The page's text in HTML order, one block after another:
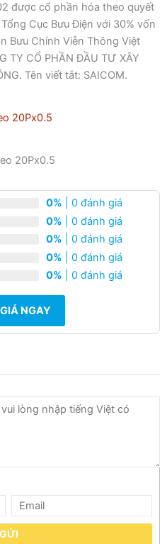
được cổ phần hóa theo quyết
Cục Bưu Điện với 30% vốn
Bưu Chính Viễn Thông Việt
TY CỔ PHẦN ĐẦU TƯ XÂY
Tên viết tắt: SAICOM.
20Px0.5
0% | 0 đánh giá
0% | 0 đánh giá
0% | 0 đánh giá
0% | 0 đánh giá
0% | 0 đánh giá
NGAY
GỬI